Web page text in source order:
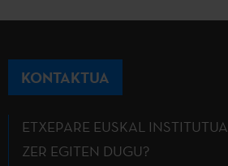
KONTAKTUA
ETXEPARE EUSKAL INSTITUTUA
ZER EGITEN DUGU?